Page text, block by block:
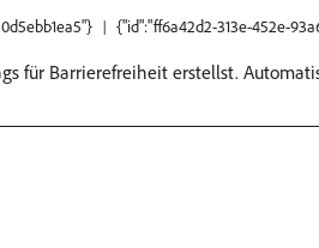
{"id":"ff6a42d2-313e-452e-
für Barrierefreiheit erstellst.